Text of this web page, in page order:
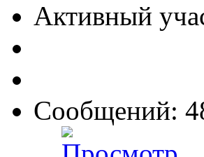
Активный
Сообщений: